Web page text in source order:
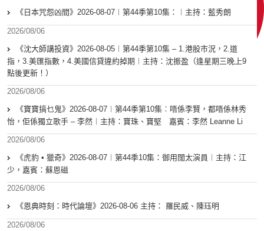
《日本咒怨凶間》2026-08-07︱第44季第10集：︱主持：藍秀朗
2026/08/06
《沈大師講投資》2026-08-05︱第44季第10集 – 1.港股市況，2.道
指，3.美匯指數，4.美國信貸違約掉期︱主持：沈振盈（逢星期三晚上9
點後更新！）
2026/08/06
《寶寶搞乜鬼》2026-08-07︱第44季第10集︰唔係李賢，都唔係林秀
怡，佢係獨立歌手 – 李然︱主持：寶珠、寶堅 嘉賓：李然 Leanne Li
2026/08/06
《虎豹 • 獵奇》2026-08-07︱第44季10集：御用闊太演員︱主持：江
少，嘉賓：蘇恩磁
2026/08/06
《恩典時刻：時代論壇》2026-08-06 主持： 羅民威、陳珏明
2026/08/06